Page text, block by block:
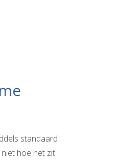
standaard
niet hoe het zit